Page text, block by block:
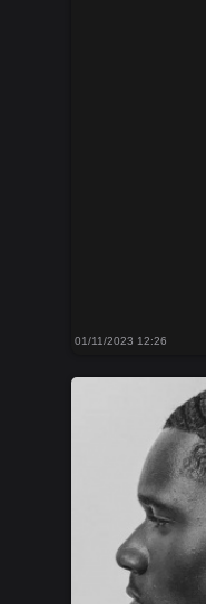
01/11/2023 12:26